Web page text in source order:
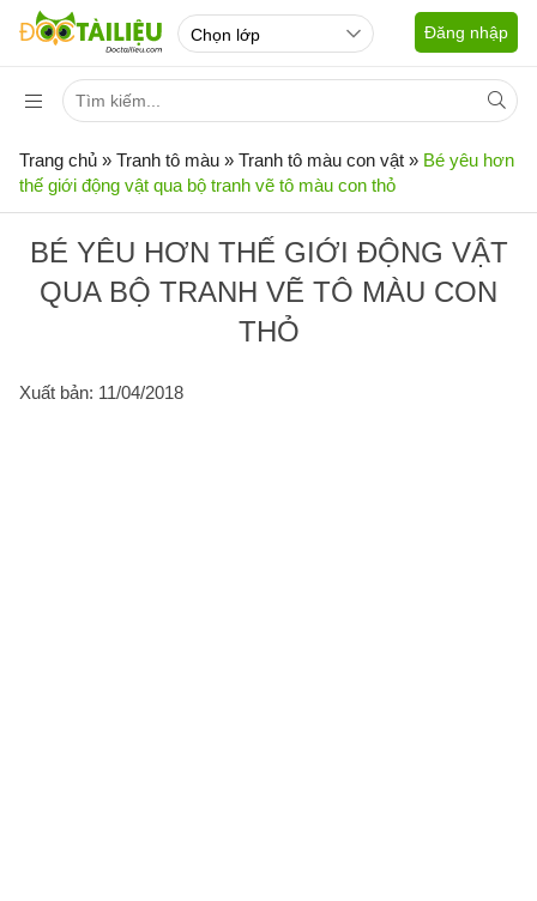
Đăng nhập
Trang chủ » Tranh tô màu » Tranh tô màu con vật » Bé yêu hơn
thế giới động vật qua bộ tranh vẽ tô màu con thỏ
BÉ YÊU HƠN THẾ GIỚI ĐỘNG VẬT
QUA BỘ TRANH VẼ TÔ MÀU CON
THỎ
Xuất bản: 11/04/2018